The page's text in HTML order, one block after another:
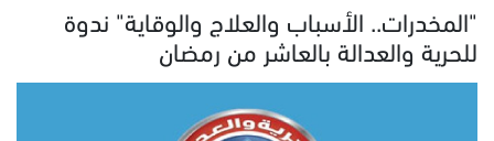
"المخدرات.. الأسباب والعلاج والوقاية" ندوة
للحرية والعدالة بالعاشر من رمضان